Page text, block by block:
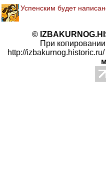
Успенским будет
©
При
http://izbakurnog.historic.ru/